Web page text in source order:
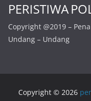
PERISTIWA
Copyright @2019 –
Undang – Undang
Copyright © 2026